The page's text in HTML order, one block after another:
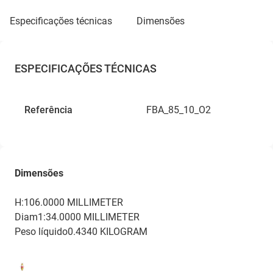
especificações técnicas dimensões
ESPECIFICAÇÕES TÉCNICAS
Referência FBA_85_10_O2
Dimensões
H:106.0000 MILLIMETER
Diam1:34.0000 MILLIMETER
Peso líquido0.4340 KILOGRAM